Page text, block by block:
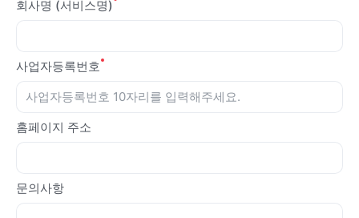
회사명 (서비스명)
사업자등록번호
홈페이지 주소
문의사항